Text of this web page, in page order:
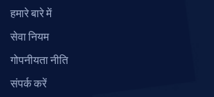
हमारे बारे में
सेवा नियम
गोपनीयता नीति
संपर्क करें